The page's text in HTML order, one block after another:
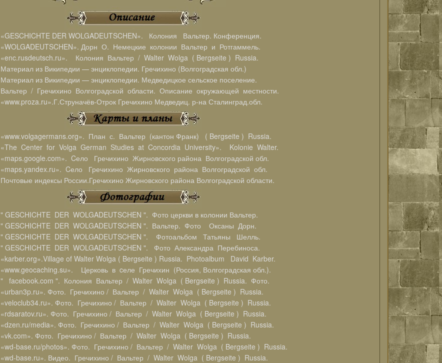
«GESCHICHTE DER WOLGADEUTSCHEN». Колония Вальтер. Конференция.
«WOLGADEUTSCHEN». Дорн О. Немецкие колонии Вальтер и Ротгаммель.
«enc.rusdeutsch.ru». Колония Вальтер / Walter Wolga ( Bergseite ) Russia.
Материал из Википедии — энциклопедии. Гречихино (Волгоградская обл.)
Материал из Википедии — энциклопедии. Медведицкое сельское поселение.
Вальтер / Гречихино Волгоградской области. Описание окружающей местности.
«www.proza.ru».Г.Струначёв-Отрок Гречихино Медведиц. р-на Сталинград.обл.
«www.volgagermans.org». План с. Вальтер (кантон Франк) ( Bergseite ) Russia.
«The Center for Volga German Studies at Concordia University». Kolonie Walter.
«maps.google.com». Cело Гречихино Жирновского района Волгоградской обл.
«maps.yandex.ru». Cело Гречихино Жирновского района Волгоградской обл.
Почтовые индексы России.Гречихино Жирновского района Волгоградской области.
" GESCHICHTE DER WOLGADEUTSCHEN ". Фото церкви в колонии Вальтер.
" GESCHICHTE DER WOLGADEUTSCHEN ". Вальтер. Фото Оксаны Дорн.
" GESCHICHTE DER WOLGADEUTSCHEN ". Фотоальбом Татьяны Шелль.
" GESCHICHTE DER WOLGADEUTSCHEN ". Фото Александра Перебиноса.
«karber.org».Village of Walter Wolga ( Bergseite ) Russia. Photoalbum David Karber.
«www.geocaching.su». Церковь в cеле Гречихин (Россия, Волгоградская обл.).
" facebook.com ". Колония Вальтер / Walter Wolga ( Bergseite ) Russia. Фото.
«urban3p.ru». Фото. Гречихино / Вальтер / Walter Wolga ( Bergseite ) Russia.
«veloclub34.ru». Фото. Гречихино / Вальтер / Walter Wolga ( Bergseite ) Russia.
«rdsaratov.ru». Фото. Гречихино / Вальтер / Walter Wolga ( Bergseite ) Russia.
«dzen.ru/media». Фото. Гречихино / Вальтер / Walter Wolga ( Bergseite ) Russia.
«vk.com». Фото. Гречихино / Вальтер / Walter Wolga ( Bergseite ) Russia.
«wd-base.ru/photos». Фото. Гречихино / Вальтер / Walter Wolga ( Bergseite ) Russia.
«wd-base.ru». Видео. Гречихино / Вальтер / Walter Wolga ( Bergseite ) Russia.